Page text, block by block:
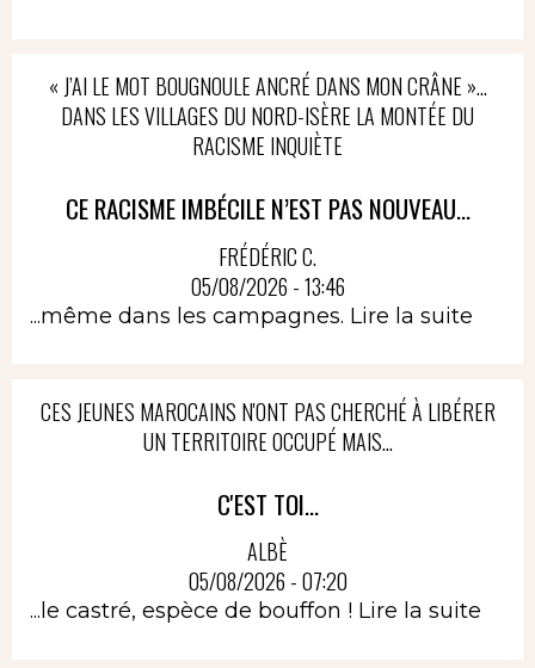
« J’AI LE MOT BOUGNOULE ANCRÉ DANS MON CRÂNE »…
DANS LES VILLAGES DU NORD-ISÈRE LA MONTÉE DU
RACISME INQUIÈTE
CE RACISME IMBÉCILE N’EST PAS NOUVEAU...
FRÉDÉRIC C.
05/08/2026 - 13:46
...même dans les campagnes. Lire la suite
CES JEUNES MAROCAINS N'ONT PAS CHERCHÉ À LIBÉRER
UN TERRITOIRE OCCUPÉ MAIS...
C'EST TOI...
ALBÈ
05/08/2026 - 07:20
...le castré, espèce de bouffon ! Lire la suite